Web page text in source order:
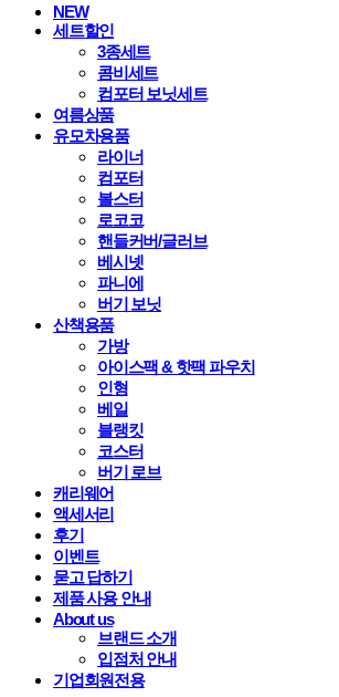
NEW
세트할인
3종세트
콤비세트
컴포터 보닛세트
여름상품
유모차용품
라이너
컴포터
볼스터
로코코
핸들커버/글러브
베시넷
파니에
버기 보닛
산책용품
가방
아이스팩 & 핫팩 파우치
인형
베일
블랭킷
코스터
버기 로브
캐리웨어
액세서리
후기
이벤트
묻고 답하기
제품 사용 안내
About us
브랜드 소개
입점처 안내
기업회원전용